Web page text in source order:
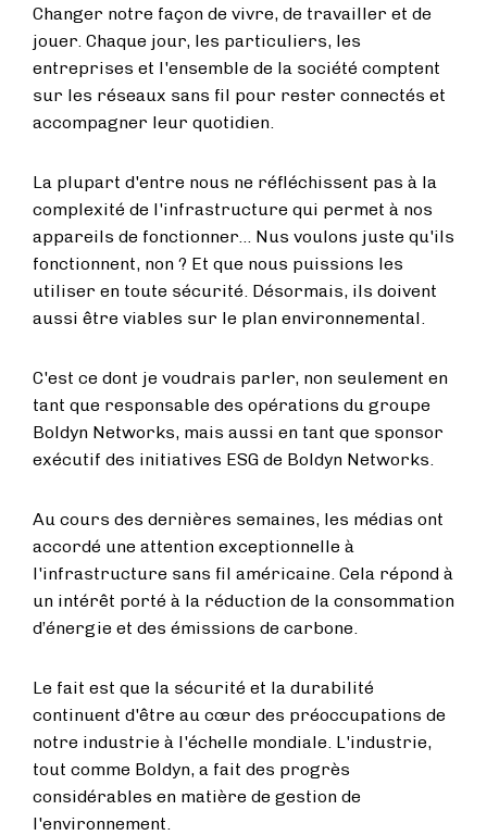
Changer notre façon de vivre, de travailler et de
jouer. Chaque jour, les particuliers, les
entreprises et l'ensemble de la société comptent
sur les réseaux sans fil pour rester connectés et
accompagner leur quotidien.
La plupart d'entre nous ne réfléchissent pas à la
complexité de l'infrastructure qui permet à nos
appareils de fonctionner... Nus voulons juste qu'ils
fonctionnent, non ? Et que nous puissions les
utiliser en toute sécurité. Désormais, ils doivent
aussi être viables sur le plan environnemental.
C'est ce dont je voudrais parler, non seulement en
tant que responsable des opérations du groupe
Boldyn Networks, mais aussi en tant que sponsor
exécutif des initiatives ESG de Boldyn Networks.
Au cours des dernières semaines, les médias ont
accordé une attention exceptionnelle à
l'infrastructure sans fil américaine. Cela répond à
un intérêt porté à la réduction de la consommation
d’énergie et des émissions de carbone.
Le fait est que la sécurité et la durabilité
continuent d'être au cœur des préoccupations de
notre industrie à l'échelle mondiale. L'industrie,
tout comme Boldyn, a fait des progrès
considérables en matière de gestion de
l'environnement.